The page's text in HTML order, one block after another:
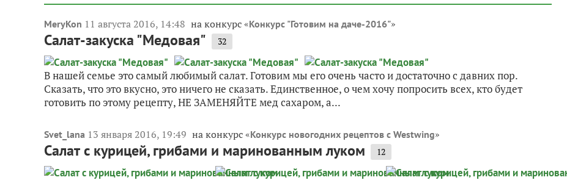
MeryKon 11 августа 2016, 14:48 на конкурс «Конкурс "Готовим на даче-2016"»
Салат-закуска "Медовая" 32
В нашей семье это самый любимый салат. Готовим мы его очень часто и достаточно с давних пор.
Сказать, что это вкусно, это ничего не сказать. Единственное, о чем хочу попросить всех, кто будет
готовить по этому рецепту, НЕ ЗАМЕНЯЙТЕ мед сахаром, а...
Svet_lana 13 января 2016, 19:49 на конкурс «Конкурс новогодних рецептов с Westwing»
Салат с курицей, грибами и маринованным луком 12